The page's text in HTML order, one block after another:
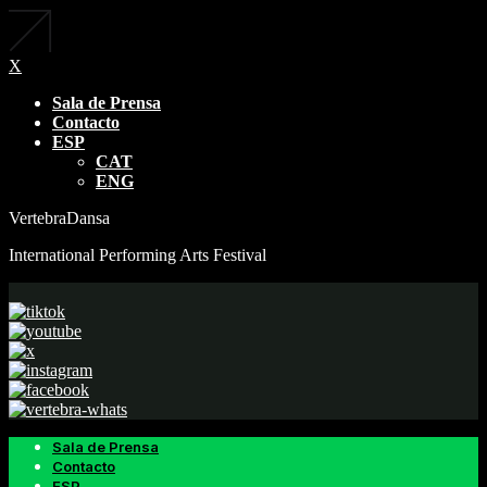
X
Sala de Prensa
Contacto
ESP
CAT
ENG
VertebraDansa
International Performing Arts Festival
Sala de Prensa
Contacto